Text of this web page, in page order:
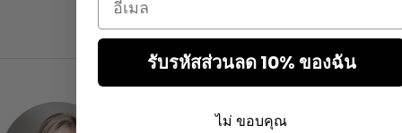
รับรหัสส่วนลด 10% ของฉัน
ไม่ ขอบคุณ